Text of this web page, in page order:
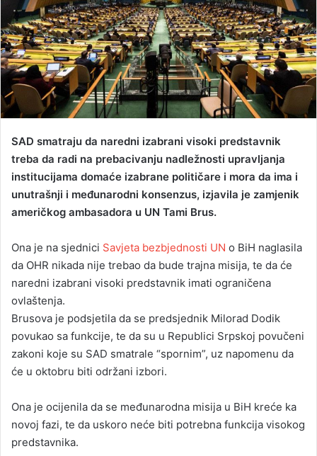
i
l
SAD smatraju da naredni izabrani visoki predstavnik
treba da radi na prebacivanju nadležnosti upravljanja
institucijama domaće izabrane političare i mora da ima i
unutrašnji i međunarodni konsenzus, izjavila je zamjenik
američkog ambasadora u UN Tami Brus.
Ona je na sjednici Savjeta bezbjednosti UN o BiH naglasila
da OHR nikada nije trebao da bude trajna misija, te da će
naredni izabrani visoki predstavnik imati ograničena
ovlaštenja.
Brusova je podsjetila da se predsjednik Milorad Dodik
povukao sa funkcije, te da su u Republici Srpskoj povučeni
zakoni koje su SAD smatrale “spornim”, uz napomenu da
će u oktobru biti održani izbori.
Ona je ocijenila da se međunarodna misija u BiH kreće ka
novoj fazi, te da uskoro neće biti potrebna funkcija visokog
predstavnika.